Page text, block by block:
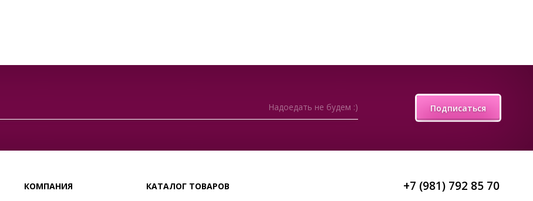
Надоедать не будем :) Подписаться
КОМПАНИЯ КАТАЛОГ ТОВАРОВ +7 (981) 792 85 70